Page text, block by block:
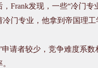
Frank发现，一些“冷门专
门专业，他拿到帝国理
请者较少，竞争难度系